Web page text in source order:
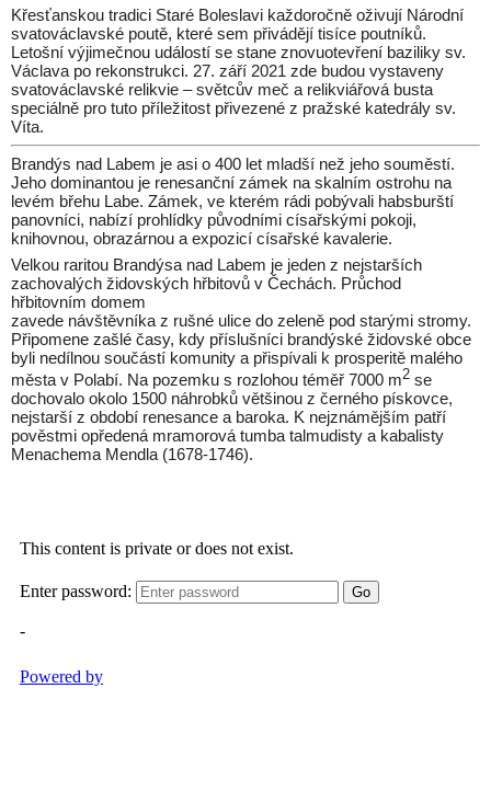
Křesťanskou tradici Staré Boleslavi každoročně oživují Národní
svatováclavské poutě, které sem přivádějí tisíce poutníků.
Letošní výjimečnou událostí se stane znovuotevření baziliky sv.
Václava po rekonstrukci. 27. září 2021 zde budou vystaveny
svatováclavské relikvie – světcův meč a relikviářová busta
speciálně pro tuto příležitost přivezené z pražské katedrály sv.
Víta.
Brandýs nad Labem je asi o 400 let mladší než jeho souměstí.
Jeho dominantou je renesanční zámek na skalním ostrohu na
levém břehu Labe. Zámek, ve kterém rádi pobývali habsburští
panovníci, nabízí prohlídky původními císařskými pokoji,
knihovnou, obrazárnou a expozicí císařské kavalerie.
Velkou raritou Brandýsa nad Labem je jeden z nejstarších
zachovalých židovských hřbitovů v Čechách. Průchod
hřbitovním domem
zavede návštěvníka z rušné ulice do zeleně pod starými stromy.
Připomene zašlé časy, kdy příslušníci brandýské židovské obce
byli nedílnou součástí komunity a přispívali k prosperitě malého
města v Polabí. Na pozemku s rozlohou téměř 7000 m2 se
dochovalo okolo 1500 náhrobků většinou z černého pískovce,
nejstarší z období renesance a baroka. K nejznámějším patří
pověstmi opředená mramorová tumba talmudisty a kabalisty
Menachema Mendla (1678-1746).